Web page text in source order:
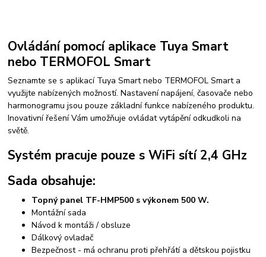
Ovládání pomocí aplikace Tuya Smart
nebo TERMOFOL Smart
Seznamte se s aplikací Tuya Smart nebo TERMOFOL Smart a
využijte nabízených možností. Nastavení napájení, časovače nebo
harmonogramu jsou pouze základní funkce nabízeného produktu.
Inovativní řešení Vám umožňuje ovládat vytápění odkudkoli na
světě.
Systém pracuje pouze s WiFi sítí 2,4 GHz
Sada obsahuje:
Topný panel TF-HMP500 s výkonem 500 W.
Montážní sada
Návod k montáži / obsluze
Dálkový ovladač
Bezpečnost - má ochranu proti přehřátí a dětskou pojistku